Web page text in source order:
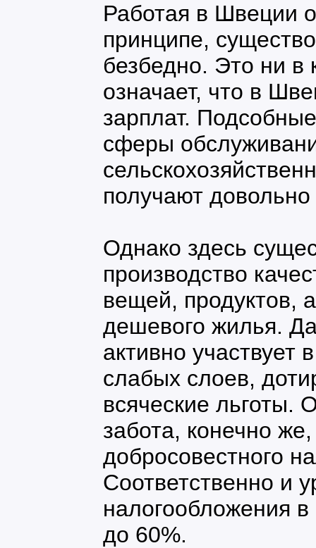
Работая в Швеции
принципе,
безбедно. Это ни в
означает, что в
зарплат.
сферы
получают
Однако здесь
производство
вещей, продуктов,
дешевого жилья.
активно участвует
слабых слоев,
всяческие льготы.
забота, конечно
добросовестного
Соответственно и
налогообложения
до 60%.